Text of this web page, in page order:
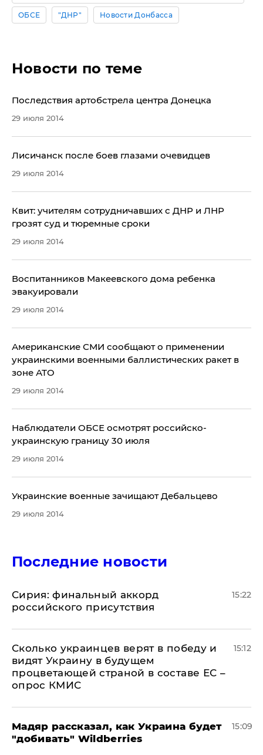
ОБСЕ "ДНР" Новости Донбасса
Новости по теме
Последствия артобстрела центра Донецка
29 июля 2014
Лисичанск после боев глазами очевидцев
29 июля 2014
Квит: учителям сотрудничавших с ДНР и ЛНР
грозят суд и тюремные сроки
29 июля 2014
Воспитанников Макеевского дома ребенка
эвакуировали
29 июля 2014
Американские СМИ сообщают о применении
украинскими военными баллистических ракет в
зоне АТО
29 июля 2014
Наблюдатели ОБСЕ осмотрят российско-
украинскую границу 30 июля
29 июля 2014
Украинские военные зачищают Дебальцево
29 июля 2014
Последние новости
​Сирия: финальный аккорд
российского присутствия
15:22
Сколько украинцев верят в победу и
видят Украину в будущем
процветающей страной в составе ЕС –
опрос КМИС
15:12
Мадяр рассказал, как Украина будет
"добивать" Wildberries
15:09